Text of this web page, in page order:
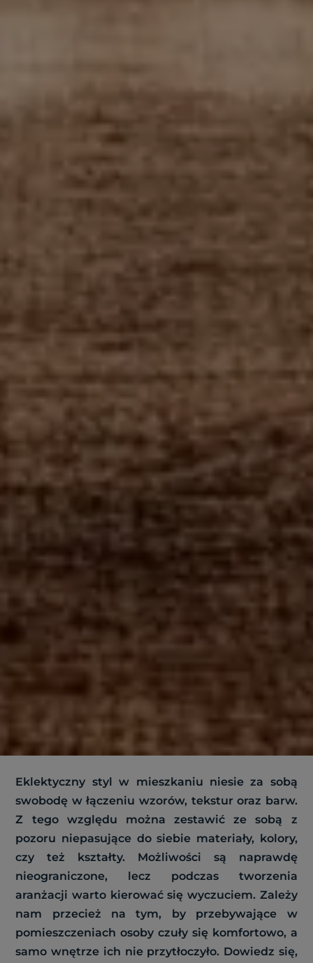
Eklektyczny styl w mieszkaniu niesie za sobą
swobodę w łączeniu wzorów, tekstur oraz barw.
Z tego względu można zestawić ze sobą z
pozoru niepasujące do siebie materiały, kolory,
czy też kształty. Możliwości są naprawdę
nieograniczone, lecz podczas tworzenia
aranżacji warto kierować się wyczuciem. Zależy
nam przecież na tym, by przebywające w
pomieszczeniach osoby czuły się komfortowo, a
samo wnętrze ich nie przytłoczyło. Dowiedz się,